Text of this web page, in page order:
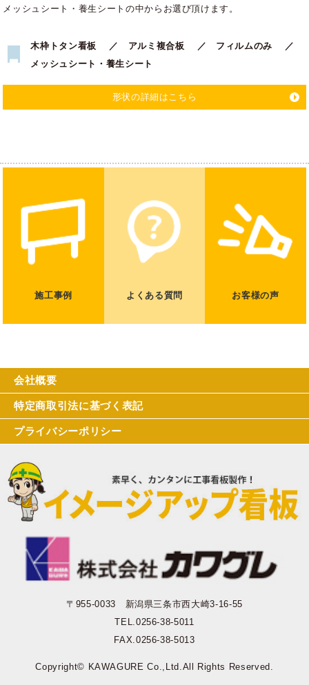
メッシュシート・養生シートの中からお選び頂けます。
木枠トタン看板 ／ アルミ複合板 ／ フィルムのみ ／
メッシュシート・養生シート
形状の詳細はこちら
施工事例 よくある質問 お客様の声
会社概要
特定商取引法に基づく表記
プライバシーポリシー
〒955-0033 新潟県三条市西大崎3-16-55
TEL.0256-38-5011
FAX.0256-38-5013
Copyright© KAWAGURE Co.,Ltd.All Rights Reserved.